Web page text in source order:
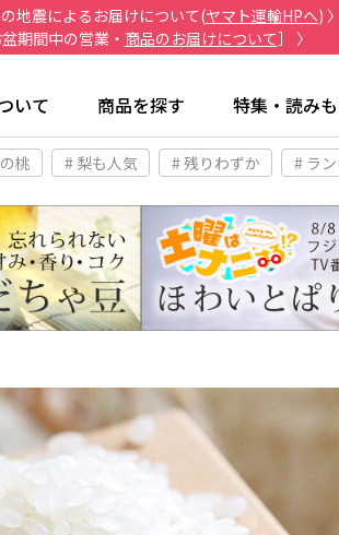
地震によるお届けについて(ヤマト運輸HPへ) 〉
盆期間中の営業・ 商品のお届けについて］ 〉
いて 商品を探す 特集・読み
桃 # 梨も人気 # 残りわずか # ラ